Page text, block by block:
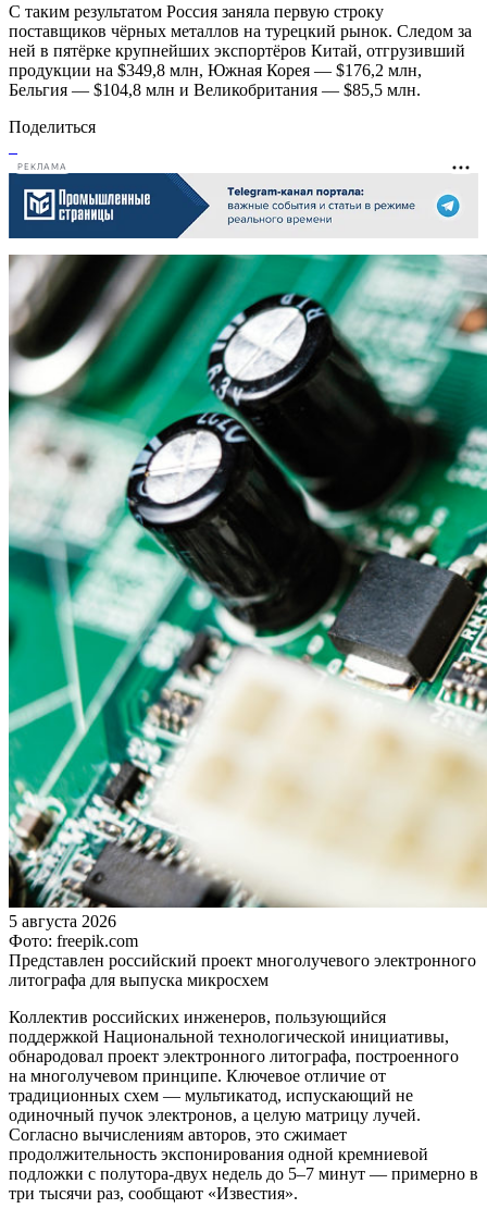
С таким результатом Россия заняла первую строку
поставщиков чёрных металлов на турецкий рынок. Следом за
ней в пятёрке крупнейших экспортёров Китай, отгрузивший
продукции на $349,8 млн, Южная Корея — $176,2 млн,
Бельгия — $104,8 млн и Великобритания — $85,5 млн.
Поделиться
РЕКЛАМА
5 августа 2026
Фото: freepik.com
Представлен российский проект многолучевого электронного
литографа для выпуска микросхем
Коллектив российских инженеров, пользующийся
поддержкой Национальной технологической инициативы,
обнародовал проект электронного литографа, построенного
на многолучевом принципе. Ключевое отличие от
традиционных схем — мультикатод, испускающий не
одиночный пучок электронов, а целую матрицу лучей.
Согласно вычислениям авторов, это сжимает
продолжительность экспонирования одной кремниевой
подложки с полутора-двух недель до 5–7 минут — примерно в
три тысячи раз, сообщают «Известия».